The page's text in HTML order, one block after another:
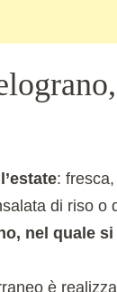
:
di riso o
nel quale
è